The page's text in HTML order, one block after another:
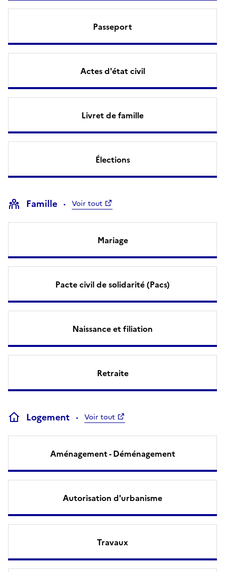
Passeport
Actes d'état civil
Livret de famille
Élections
Famille Voir tout
Mariage
Pacte civil de solidarité (Pacs)
Naissance et filiation
Retraite
Logement Voir tout
Aménagement - Déménagement
Autorisation d'urbanisme
Travaux